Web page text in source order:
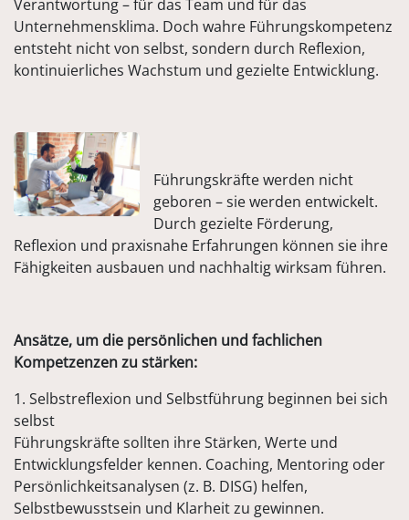
Verantwortung – für das Team und für das
Unternehmensklima. Doch wahre Führungskompetenz
entsteht nicht von selbst, sondern durch Reflexion,
kontinuierliches Wachstum und gezielte Entwicklung.
Führungskräfte werden nicht
geboren – sie werden entwickelt.
Durch gezielte Förderung,
Reflexion und praxisnahe Erfahrungen können sie ihre
Fähigkeiten ausbauen und nachhaltig wirksam führen.
Ansätze, um die persönlichen und fachlichen
Kompetzenzen zu stärken:
1. Selbstreflexion und Selbstführung beginnen bei sich
selbst
Führungskräfte sollten ihre Stärken, Werte und
Entwicklungsfelder kennen. Coaching, Mentoring oder
Persönlichkeitsanalysen (z. B. DISG) helfen,
Selbstbewusstsein und Klarheit zu gewinnen.